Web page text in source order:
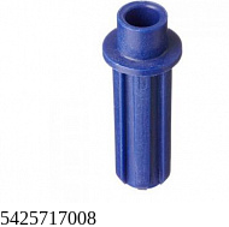
5425717008